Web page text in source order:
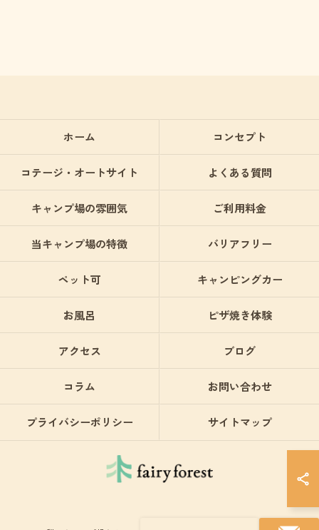
ホーム コンセプト
コテージ・オートサイト よくある質問
キャンプ場の雰囲気 ご利用料金
当キャンプ場の特徴 バリアフリー
ペット可 キャンピングカー
お風呂 ピザ焼き体験
アクセス ブログ
コラム お問い合わせ
プライバシーポリシー サイトマップ